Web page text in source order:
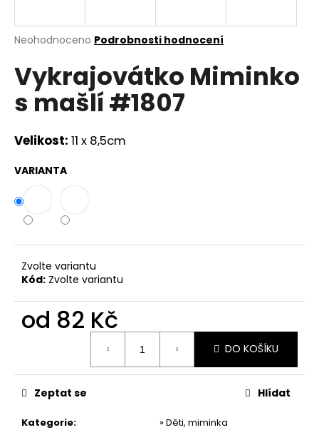
Průměrné
produktu
je
z
hvězdiček.
Neohodnoceno Podrobnosti hodnocení
Vykrajovátko Miminko
s mašlí #1807
Velikost: 11 x 8,5cm
VARIANTA
Zvolte variantu
Kód: Zvolte variantu
od 82 Kč
DO KOŠÍKU
Kategorie: » Děti, miminka
Zeptat se Hlídat
j
t
?
D
o
p
o
u
č
m
e